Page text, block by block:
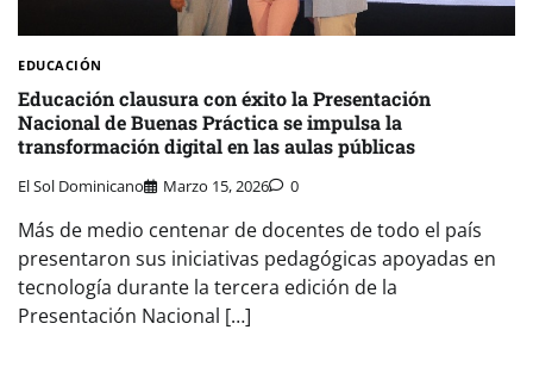
EDUCACIÓN
Educación clausura con éxito la Presentación
Nacional de Buenas Práctica se impulsa la
transformación digital en las aulas públicas
El Sol Dominicano Marzo 15, 2026 0
Más de medio centenar de docentes de todo el país
presentaron sus iniciativas pedagógicas apoyadas en
tecnología durante la tercera edición de la
Presentación Nacional […]